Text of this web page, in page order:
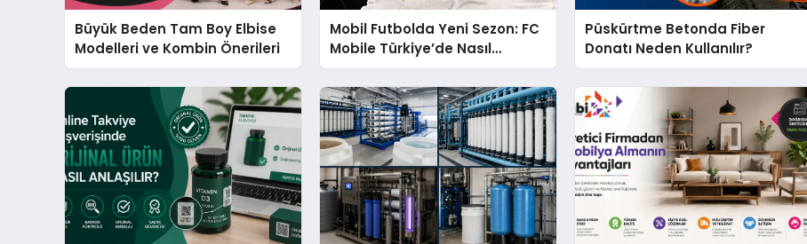
Büyük Beden Tam Boy Elbise
Modelleri ve Kombin Önerileri
Mobil Futbolda Yeni Sezon: FC
Mobile Türkiye’de Nasıl
Büyüyor?
Püskürtme Betonda Fiber
Donatı Neden Kullanılır?